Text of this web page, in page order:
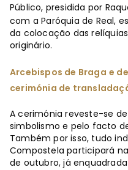
Público, presidida por
com a Paróquia de Real,
da colocação das
originário.
Arcebispos de Braga e
cerimónia de
A cerimónia reveste-se
simbolismo e pelo facto
Também por isso, tudo
Compostela participará
de outubro, já